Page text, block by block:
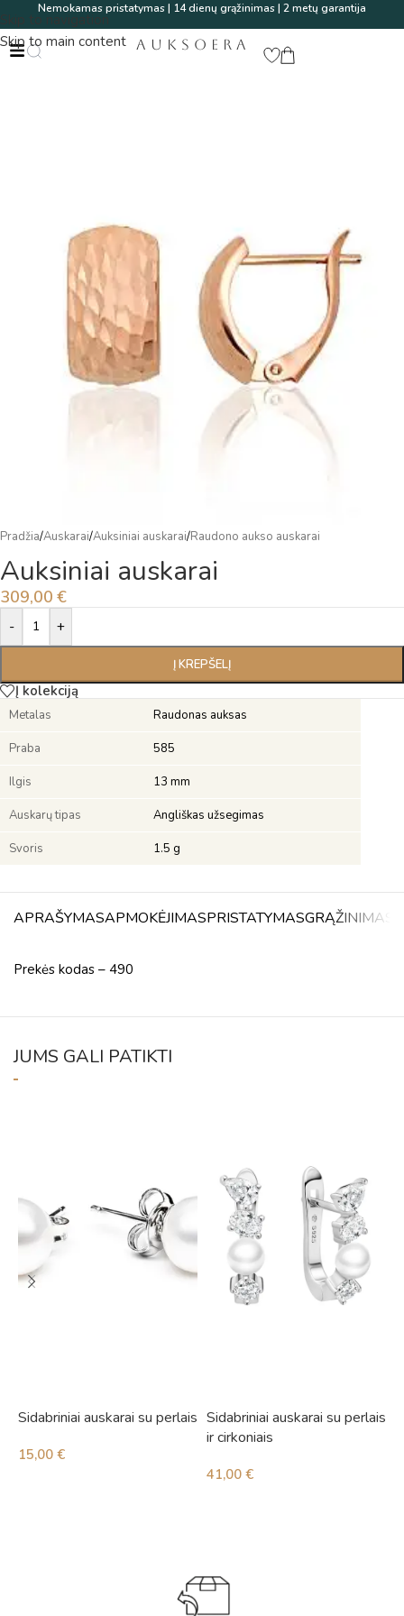
Skip to navigation
Skip to main content
Nemokamas pristatymas | 14 dienų grąžinimas | 2 metų garantija
AUKSOERA
Pradžia/Auskarai/Auksiniai auskarai/Raudono aukso auskarai
Auksiniai auskarai
309,00 €
- +
Į KREPŠELĮ
Alternative:
Į kolekciją
Metalas Raudonas auksas
Praba 585
Ilgis 13 mm
Auskarų tipas Angliškas užsegimas
Svoris 1.5 g
APRAŠYMASAPMOKĖJIMASPRISTATYMASGRĄŽINIMAS
Prekės kodas – 490
JUMS GALI PATIKTI
Sidabriniai auskarai su perlais
15,00 €
Sidabriniai auskarai su perlais
ir cirkoniais
41,00 €